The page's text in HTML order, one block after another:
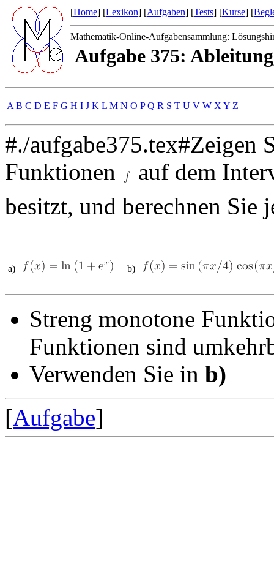
[Home] [Lexikon] [Aufgaben] [Tests] [Kurse] [
Mathematik-Online-Aufgabensammlung:
Aufgabe 375:
A B C D E F G H I J K L M N O P Q R S T U V W X Y Z
#./aufgabe375.tex#Zeigen
Funktionen
auf dem
besitzt, und berechnen Sie
a) b)
Streng monotone
Funktionen sind
Verwenden Sie in b)
[Aufgabe]